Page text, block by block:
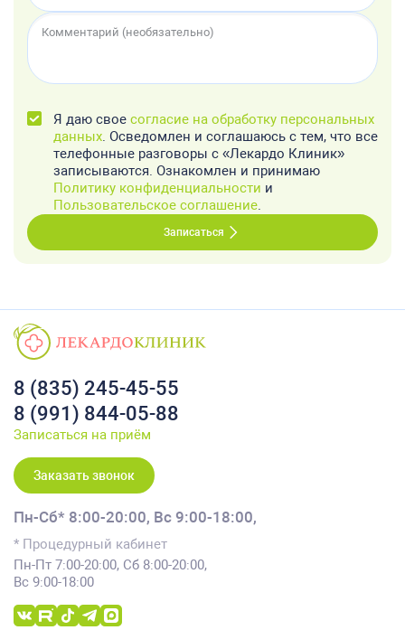
Я даю свое согласие на обработку персональных
данных. Осведомлен и соглашаюсь с тем, что все
телефонные разговоры с «Лекардо Клиник»
записываются. Ознакомлен и принимаю
Политику конфиденциальности и
Пользовательское соглашение.
Записаться
8 (835) 245-45-55
8 (991) 844-05-88
Записаться на приём
Заказать звонок
Пн-Сб* 8:00-20:00, Вс 9:00-18:00,
* Процедурный кабинет
Пн-Пт 7:00-20:00, Сб 8:00-20:00,
Вс 9:00-18:00